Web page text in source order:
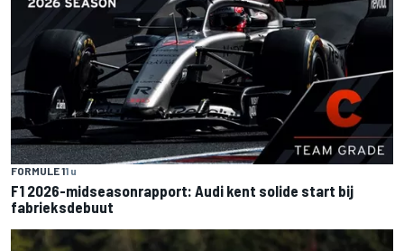
FORMULE 11 u
F1 2026-midseasonrapport: Audi kent solide start bij
fabrieksdebuut